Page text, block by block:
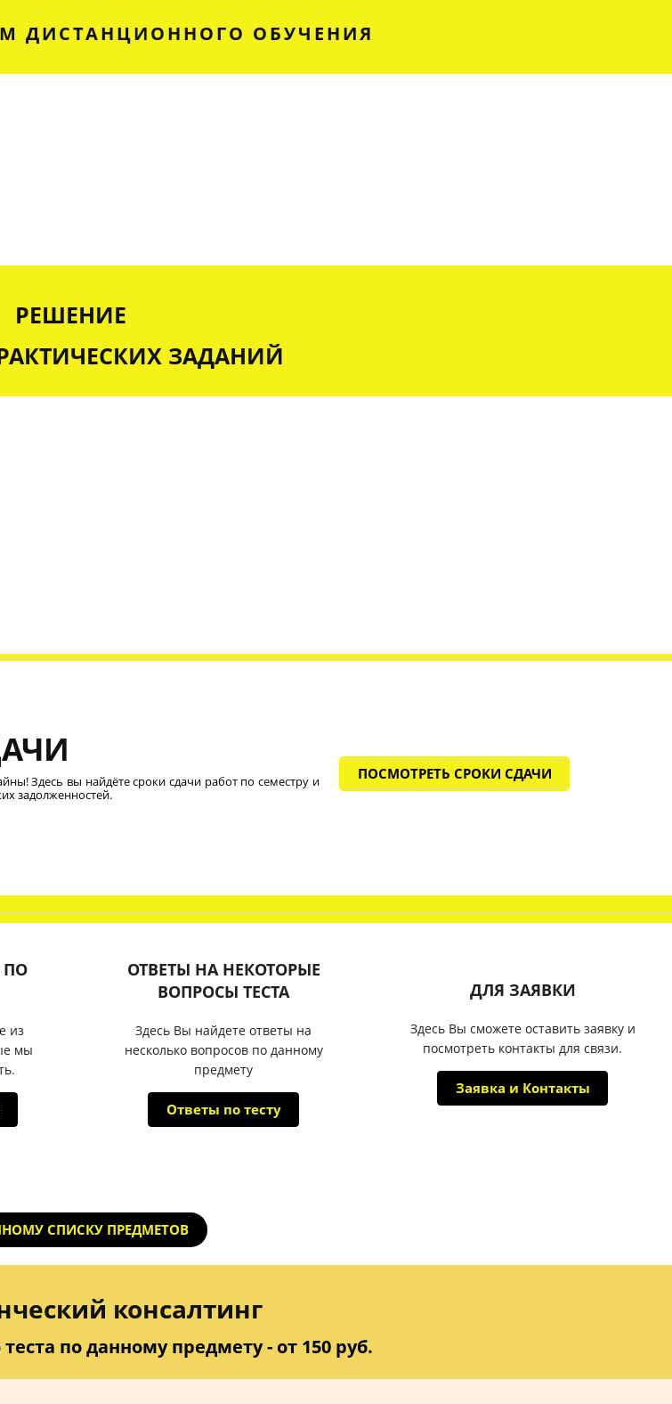
ДИСТАНЦИОННОГО ОБУЧЕНИЯ
РЕШЕНИЕ
ЗАДАНИЙ
Здесь вы найдёте сроки сдачи работ по семестру и
задолженностей.
ПОСМОТРЕТЬ СРОКИ СДАЧИ
ПО
из
мы
ОТВЕТЫ НА НЕКОТОРЫЕ
ВОПРОСЫ ТЕСТА
Здесь Вы найдете ответы на
несколько вопросов по данному
предмету
Ответы по тесту
ДЛЯ ЗАЯВКИ
Здесь Вы сможете оставить заявку и
посмотреть контакты для связи.
Заявка и Контакты
СПИСКУ ПРЕДМЕТОВ
консалтинг
по данному предмету - от 150 руб.